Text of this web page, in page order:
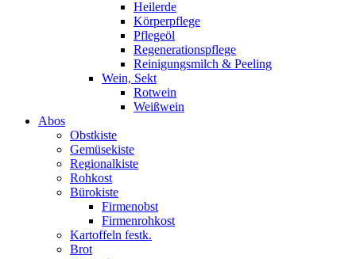
Heilerde
Körperpflege
Pflegeöl
Regenerationspflege
Reinigungsmilch & Peeling
Wein, Sekt
Rotwein
Weißwein
Abos
Obstkiste
Gemüsekiste
Regionalkiste
Rohkost
Bürokiste
Firmenobst
Firmenrohkost
Kartoffeln festk.
Brot